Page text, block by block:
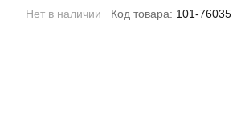
Нет в наличии Код товара: 101-76035